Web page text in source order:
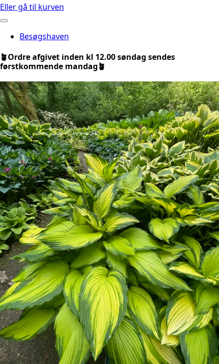
Eller gå til kurven
Besøgshaven
🪴Ordre afgivet inden kl 12.00 søndag sendes
førstkommende mandag🪴